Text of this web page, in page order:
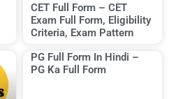
CET Full Form – CET
Exam Full Form, Eligibility
Criteria, Exam Pattern
PG Full Form In Hindi –
PG Ka Full Form